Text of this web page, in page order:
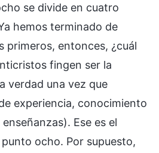
se divide en cuatro
hemos terminado de
primeros, entonces, ¿cuál
fingen ser la
verdad una vez que
experiencia, conocimiento
Ese es el
ocho. Por supuesto,